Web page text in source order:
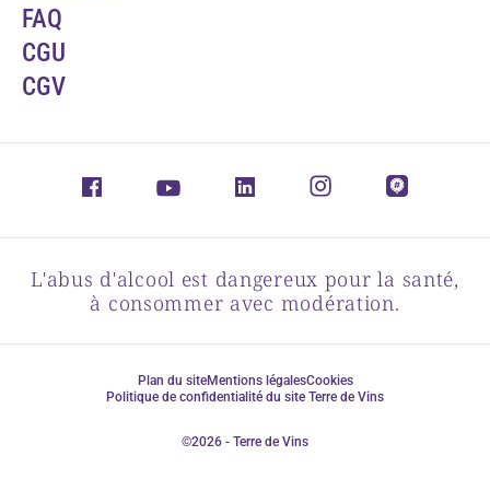
FAQ
CGU
CGV
L'abus d'alcool est dangereux pour la santé,
à consommer avec modération.
Plan du siteMentions légalesCookies
Politique de confidentialité du site Terre de Vins
©2026 - Terre de Vins